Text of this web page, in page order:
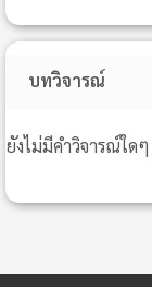
บทวิจารณ์
ยังไม่มีคำวิจารณ์ใดๆ